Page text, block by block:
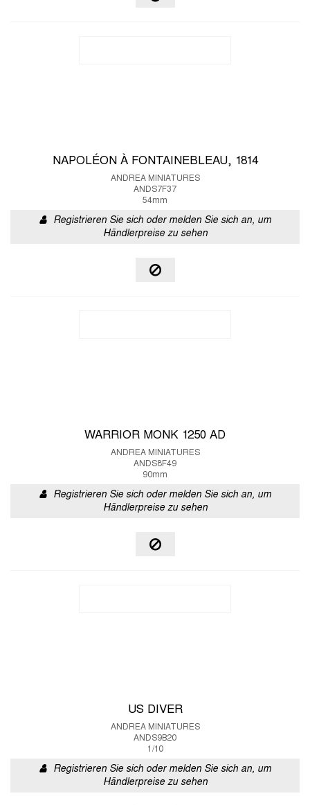
NAPOLÉON À FONTAINEBLEAU, 1814
ANDREA MINIATURES
ANDS7F37
54mm
Registrieren Sie sich oder melden Sie sich an, um
Händlerpreise zu sehen
WARRIOR MONK 1250 AD
ANDREA MINIATURES
ANDS8F49
90mm
Registrieren Sie sich oder melden Sie sich an, um
Händlerpreise zu sehen
US DIVER
ANDREA MINIATURES
ANDS9B20
1/10
Registrieren Sie sich oder melden Sie sich an, um
Händlerpreise zu sehen